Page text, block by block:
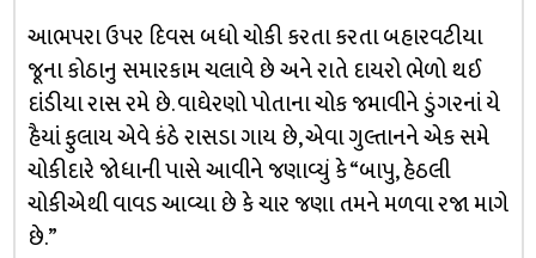
આભપરા ઉપર દિવસ બધો ચોકી કરતા કરતા બહારવટીયા
જૂના કોઠાનુ સમારકામ ચલાવે છે અને રાતે દાયરો ભેળો થઈ
દાંડીયા રાસ રમે છે. વાઘેરણો પોતાના ચોક જમાવીને ડુંગરનાં યે
હૈયાં ફુલાય એવે કંઠે રાસડા ગાય છે, એવા ગુલ્તાનને એક સમે
ચોકીદારે જોધાની પાસે આવીને જણાવ્યું કે “બાપુ, હેઠલી
ચોકીએથી વાવડ આવ્યા છે કે ચાર જણા તમને મળવા રજા માગે
છે.”